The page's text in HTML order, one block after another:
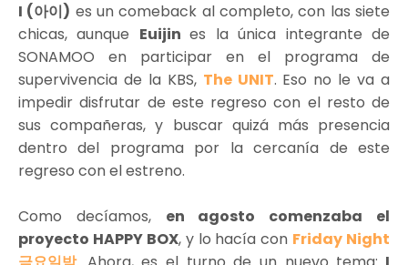
I (아이) es un comeback al completo, con las siete
chicas, aunque Euijines la única integrante de
SONAMOO en participar en el programa de
supervivencia de la KBS, The UNIT. Eso no le va a
impedir disfrutar de este regreso con el resto de
sus compañeras, y buscar quizá más presencia
dentro del programa por la cercanía de este
regreso con el estreno.
Como decíamos, en agosto comenzaba el
proyecto HAPPY BOX, y lo hacía con Friday Night